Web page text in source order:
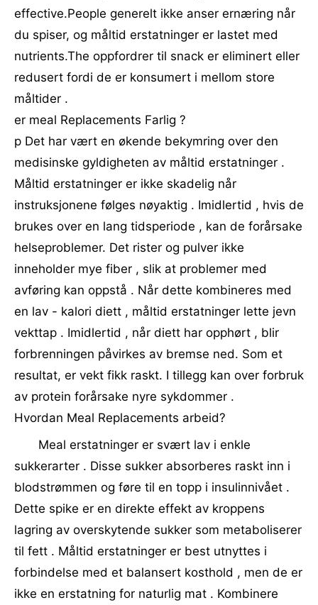
effective.People generelt ikke anser ernæring når
du spiser, og måltid erstatninger er lastet med
nutrients.The oppfordrer til snack er eliminert eller
redusert fordi de er konsumert i mellom store
måltider .
er meal Replacements Farlig ?
p Det har vært en økende bekymring over den
medisinske gyldigheten av måltid erstatninger .
Måltid erstatninger er ikke skadelig når
instruksjonene følges nøyaktig . Imidlertid , hvis de
brukes over en lang tidsperiode , kan de forårsake
helseproblemer. Det rister og pulver ikke
inneholder mye fiber , slik at problemer med
avføring kan oppstå . Når dette kombineres med
en lav - kalori diett , måltid erstatninger lette jevn
vekttap . Imidlertid , når diett har opphørt , blir
forbrenningen påvirkes av bremse ned. Som et
resultat, er vekt fikk raskt. I tillegg kan over forbruk
av protein forårsake nyre sykdommer .
Hvordan Meal Replacements arbeid?
Meal erstatninger er svært lav i enkle
sukkerarter . Disse sukker absorberes raskt inn i
blodstrømmen og føre til en topp i insulinnivået .
Dette spike er en direkte effekt av kroppens
lagring av overskytende sukker som metaboliserer
til fett . Måltid erstatninger er best utnyttes i
forbindelse med et balansert kosthold , men de er
ikke en erstatning for naturlig mat . Kombinere